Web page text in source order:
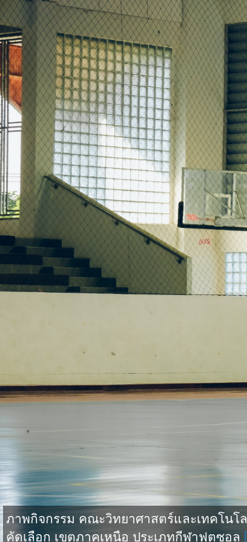
ภาพกิจกรรม คณะวิทยาศาสตร์และเทคโนโ
คัดเลือก เขตภาคเหนือ ประเภทกีฬาฟุตซอล